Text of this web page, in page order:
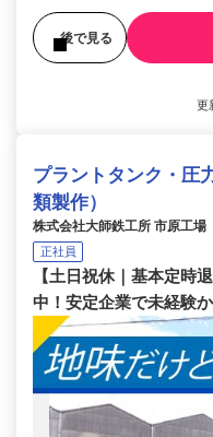
後で見る
更
プラントタンク・圧
類製作）
株式会社大師鉄工所 市原工場
正社員
【土日祝休｜基本定時
中！安定企業で未経験